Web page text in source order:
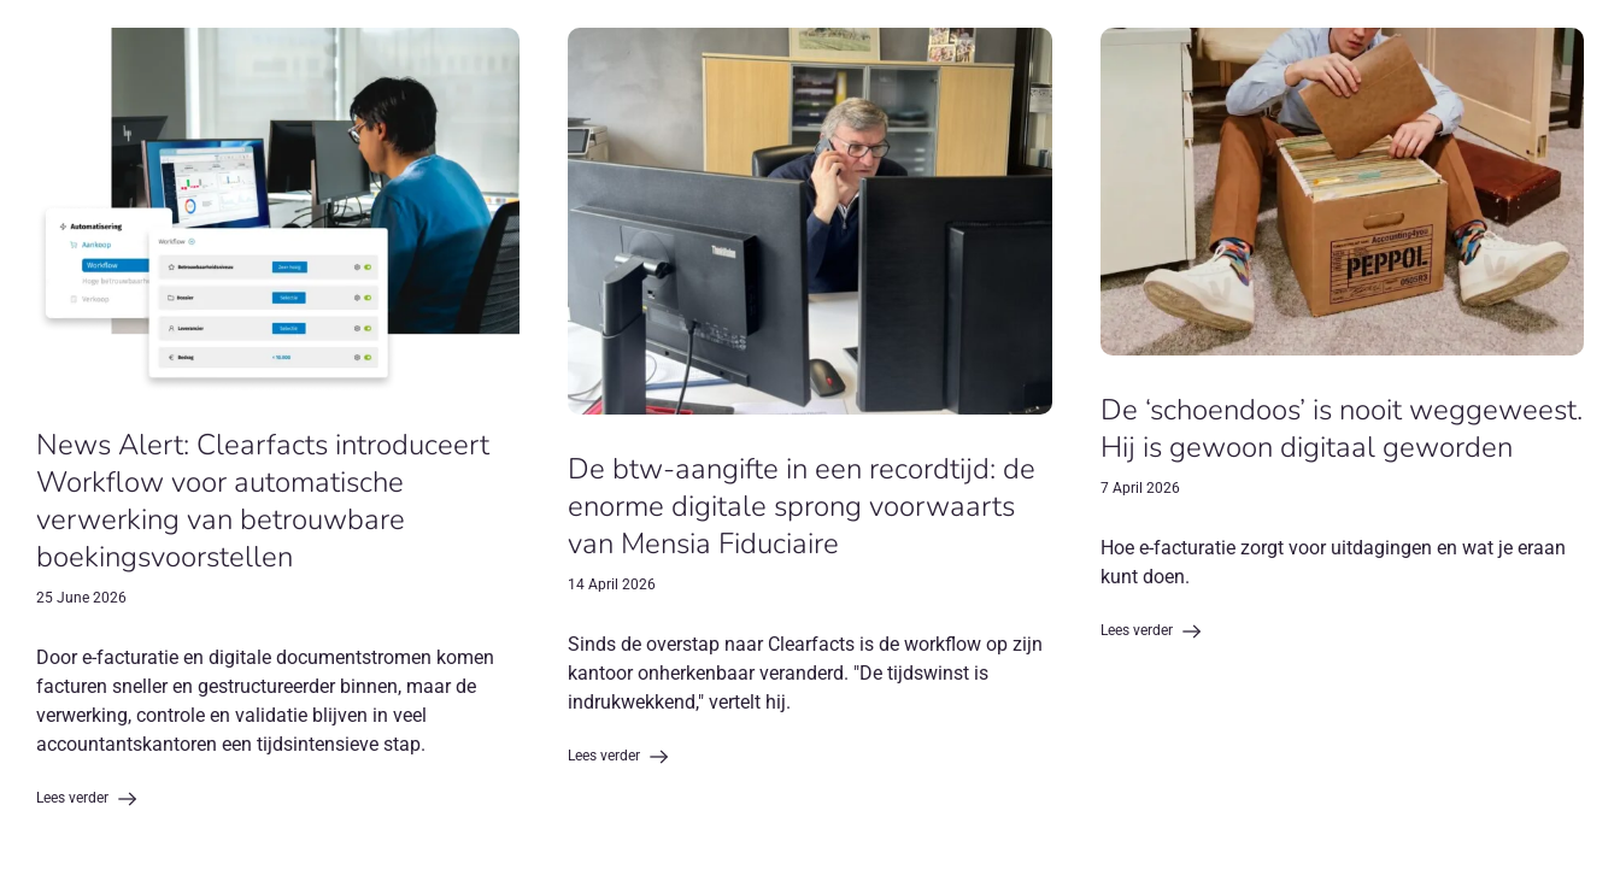
News Alert: Clearfacts introduceert
Workflow voor automatische
verwerking van betrouwbare
boekingsvoorstellen
25 June 2026
Door e-facturatie en digitale documentstromen komen
facturen sneller en gestructureerder binnen, maar de
verwerking, controle en validatie blijven in veel
accountantskantoren een tijdsintensieve stap.
Lees verder
De btw-aangifte in een recordtijd: de
enorme digitale sprong voorwaarts
van Mensia Fiduciaire
14 April 2026
Sinds de overstap naar Clearfacts is de workflow op zijn
kantoor onherkenbaar veranderd. "De tijdswinst is
indrukwekkend," vertelt hij.
Lees verder
De ‘schoendoos’ is nooit weggeweest.
Hij is gewoon digitaal geworden
7 April 2026
Hoe e-facturatie zorgt voor uitdagingen en wat je eraan
kunt doen.
Lees verder